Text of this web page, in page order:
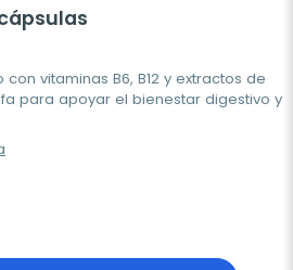
vitaminas B6, B12 y extractos de
para apoyar el bienestar digestivo y